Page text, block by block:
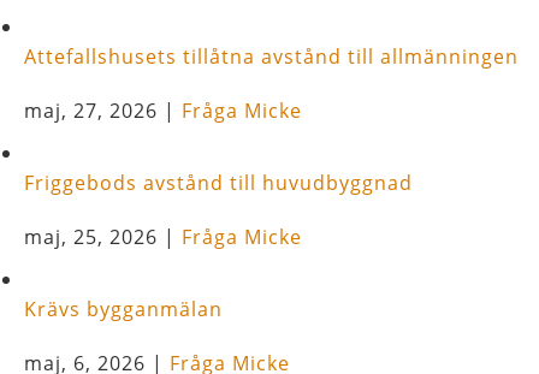
Attefallshusets tillåtna avstånd till allmänningen
maj, 27, 2026 | Fråga Micke
Friggebods avstånd till huvudbyggnad
maj, 25, 2026 | Fråga Micke
Krävs bygganmälan
maj, 6, 2026 | Fråga Micke